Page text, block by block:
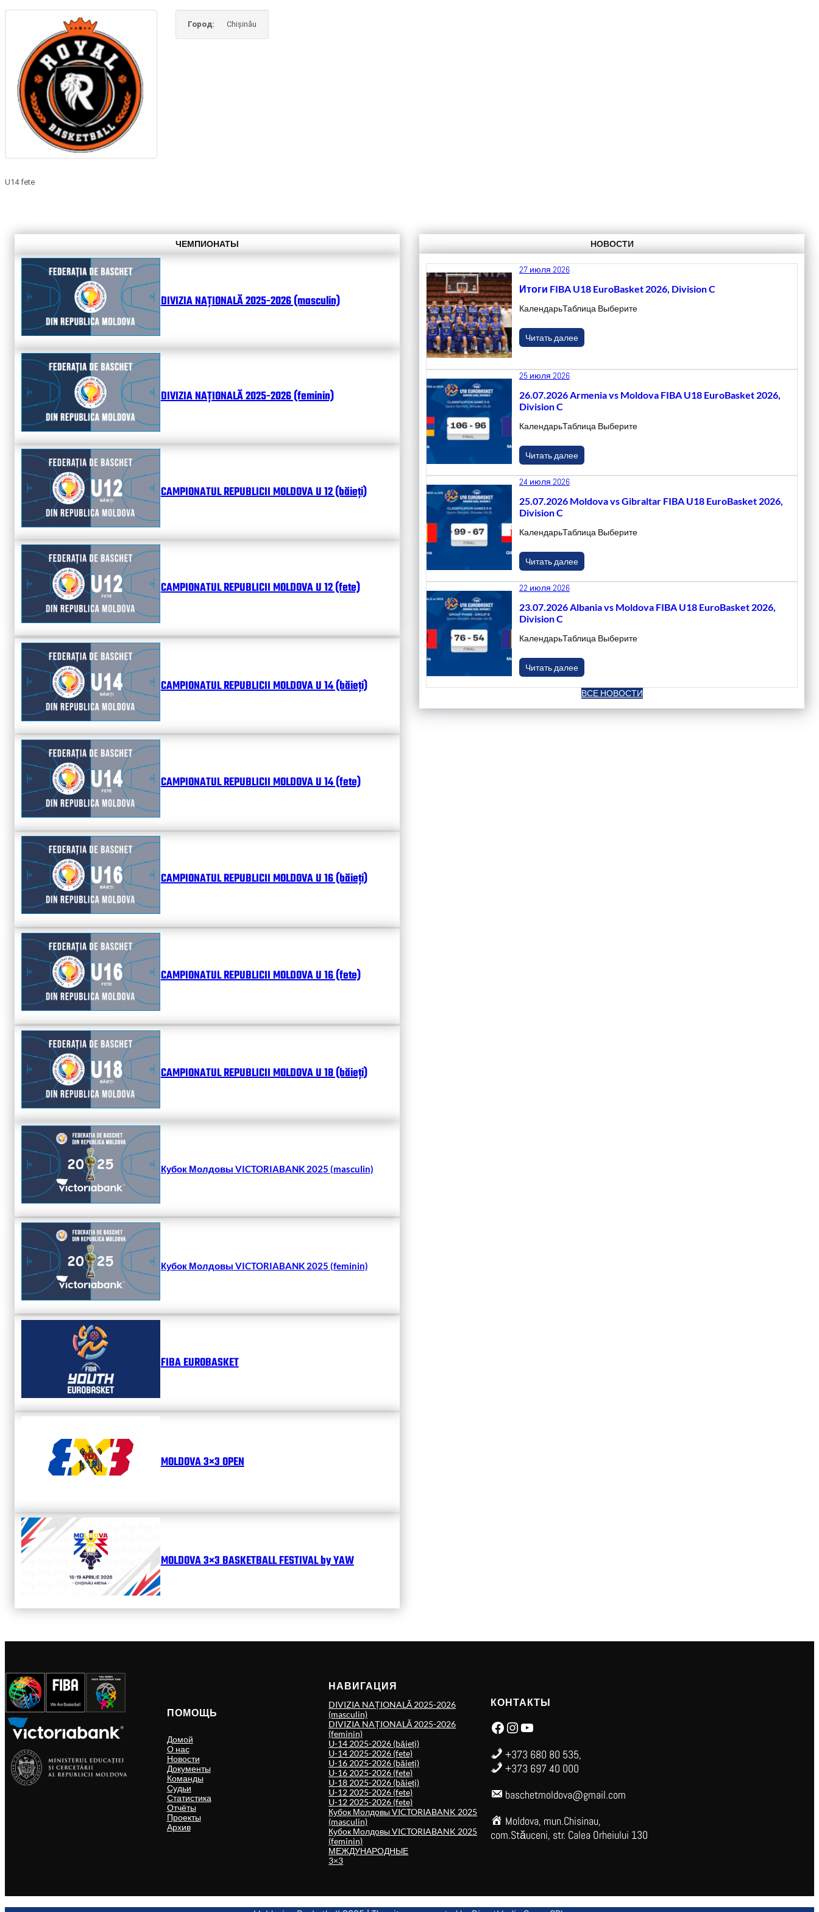
Город: Chișinău
U14 fete
ЧЕМПИОНАТЫ
DIVIZIA NAȚIONALĂ 2025-2026 (masculin)
DIVIZIA NAȚIONALĂ 2025-2026 (feminin)
CAMPIONATUL REPUBLICII MOLDOVA U 12 (băieți)
CAMPIONATUL REPUBLICII MOLDOVA U 12 (fete)
CAMPIONATUL REPUBLICII MOLDOVA U 14 (băieți)
CAMPIONATUL REPUBLICII MOLDOVA U 14 (fete)
CAMPIONATUL REPUBLICII MOLDOVA U 16 (băieți)
CAMPIONATUL REPUBLICII MOLDOVA U 16 (fete)
CAMPIONATUL REPUBLICII MOLDOVA U 18 (băieți)
Кубок Молдовы VICTORIABANK 2025 (masculin)
Кубок Молдовы VICTORIABANK 2025 (feminin)
FIBA EUROBASKET
MOLDOVA 3×3 OPEN
MOLDOVA 3×3 BASKETBALL FESTIVAL by YAW
НОВОСТИ
27 июля 2026
Итоги FIBA U18 EuroBasket 2026, Division C
КалендарьТаблица Выберите
Читать далее
25 июля 2026
26.07.2026 Armenia vs Moldova FIBA U18 EuroBasket 2026,
Division C
КалендарьТаблица Выберите
Читать далее
24 июля 2026
25.07.2026 Moldova vs Gibraltar FIBA U18 EuroBasket 2026,
Division C
КалендарьТаблица Выберите
Читать далее
22 июля 2026
23.07.2026 Albania vs Moldova FIBA U18 EuroBasket 2026,
Division C
КалендарьТаблица Выберите
Читать далее
ВСЕ НОВОСТИ
ПОМОЩЬ
Домой
О нас
Новости
Документы
Команды
Судьи
Статистика
Отчёты
Проекты
Архив
НАВИГАЦИЯ
DIVIZIA NAȚIONALĂ 2025-2026
(masculin)
DIVIZIA NAȚIONALĂ 2025-2026
(feminin)
U-14 2025-2026 (băieți)
U-14 2025-2026 (fete)
U-16 2025-2026 (băieți)
U-16 2025-2026 (fete)
U-18 2025-2026 (băieți)
U-12 2025-2026 (fete)
U-12 2025-2026 (fete)
Кубок Молдовы VICTORIABANK 2025
(masculin)
Кубок Молдовы VICTORIABANK 2025
(feminin)
МЕЖДУНАРОДНЫЕ
3×3
КОНТАКТЫ
Facebook Instagram YouTube
+373 680 80 535,
+373 697 40 000
baschetmoldova@gmail.com
Moldova, mun.Chisinau,
com.Stăuceni, str. Calea Orheiului 130